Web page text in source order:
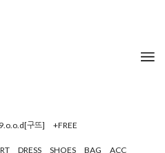
9.o.o.d[구뜨] +FREE
DRESS SHOES BAG ACC